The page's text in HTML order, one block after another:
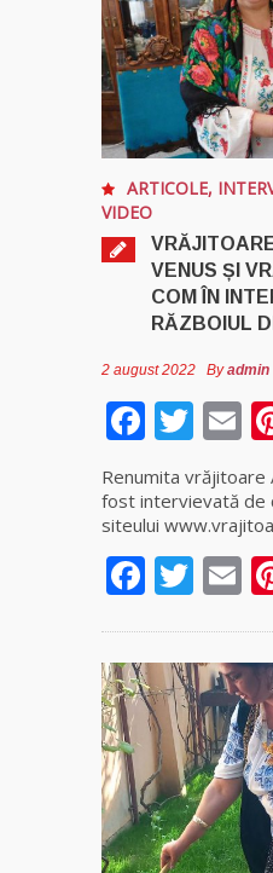
ARTICOLE,
VIDEO
VENUS ȘI
COM ÎN
RĂZBOIUL
2 august 2022 Byadmin
Renumita vrăjitoare
fost intervievată de
siteului